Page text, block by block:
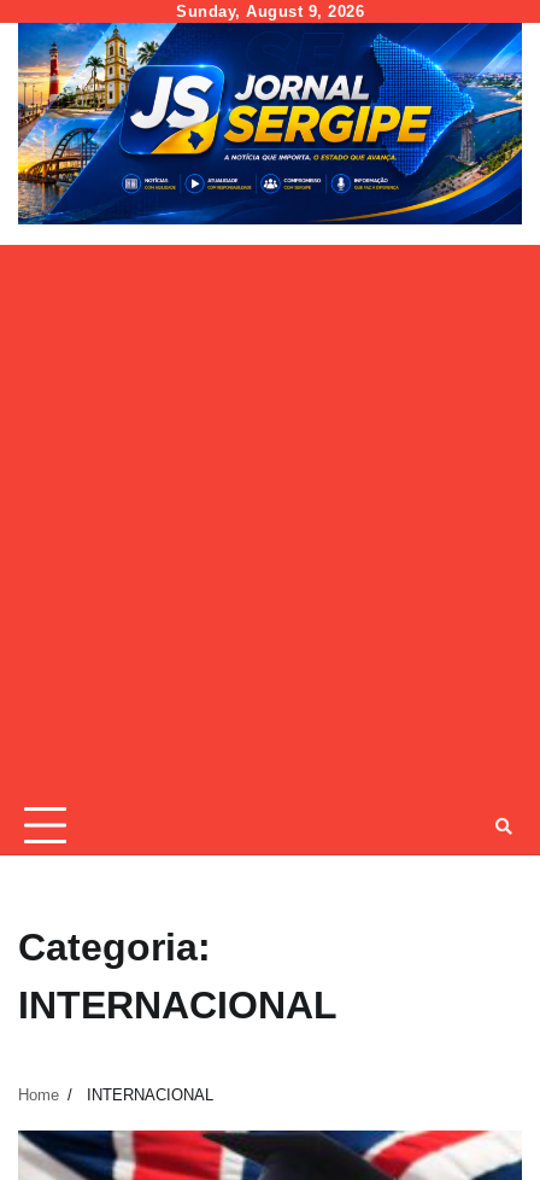
content
Sunday, August 9, 2026
Categoria:
INTERNACIONAL
Home INTERNACIONAL